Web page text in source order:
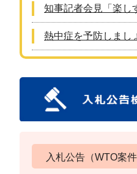
知事記者会見「楽し
熱中症を予防しまし
入札公告（WTO案件